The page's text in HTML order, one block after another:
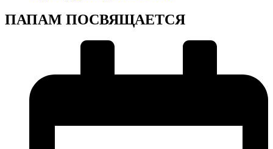
ПАПАМ ПОСВЯЩАЕТСЯ